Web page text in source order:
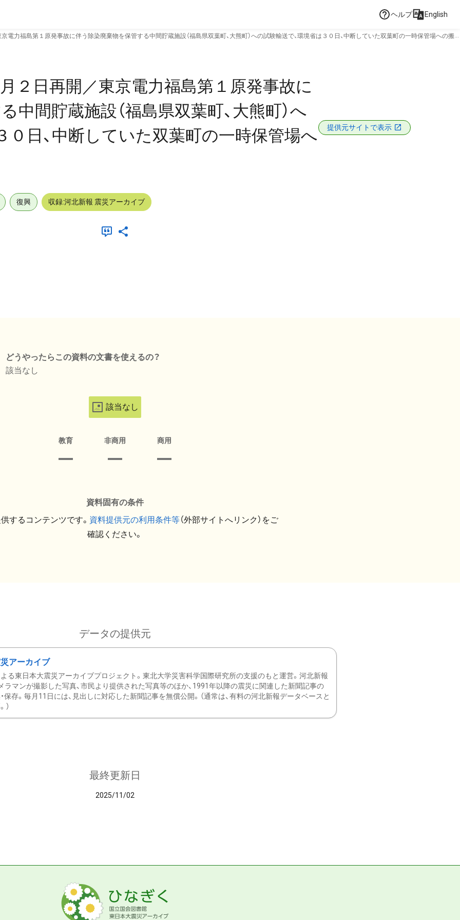
ヘルプ English
力福島第１原発事故に伴う除染廃棄物を保管する中間貯蔵施設（福島県双葉町、大熊町）への試験輸送で、環境省は３０日、中断していた双葉町の一時保管場への搬
２日再開／東京電力福島第１原発事故に
間貯蔵施設（福島県双葉町、大熊町）へ
０日、中断していた双葉町の一時保管場へ
提供元サイトで表示
復興 収録:河北新報 震災アーカイブ
どうやったらこの資料の文書を使えるの？
該当なし
該当なし
教育 非商用 商用
資料固有の条件
するコンテンツです。 資料提供元の利用条件等（外部サイトへリンク）をご
確認ください。
データの提供元
アーカイブ
る東日本大震災アーカイブプロジェクト。東北大学災害科学国際研究所の支援のもと運営。河北新報
ラマンが撮影した写真、市民より提供された写真等のほか、1991年以降の震災に関連した新聞記事の
保存。毎月11日には、見出しに対応した新聞記事を無償公開。（通常は、有料の河北新報データベースと
）
最終更新日
2025/11/02